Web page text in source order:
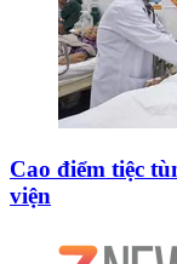
Cao điểm tiệc
viện